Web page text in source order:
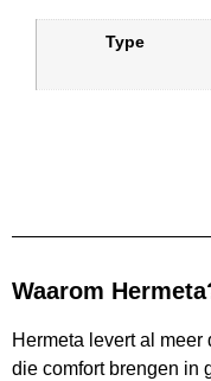
Type
Waarom
Hermeta levert al
die comfort brengen in